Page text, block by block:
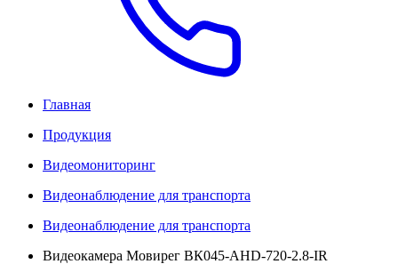
Главная
Продукция
Видеомониторинг
Видеонаблюдение для транспорта
Видеонаблюдение для транспорта
Видеокамера Мовирег ВК045-AHD-720-2.8-IR